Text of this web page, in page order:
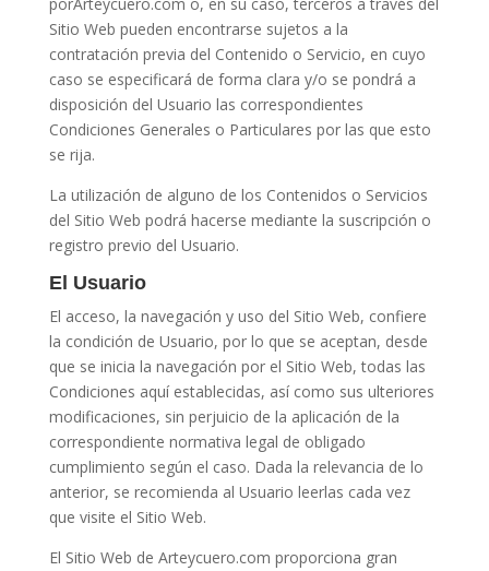
Sitio Web pueden encontrarse sujetos a la
contratación previa del Contenido o Servicio, en cuyo
caso se especificará de forma clara y/o se pondrá a
disposición del Usuario las correspondientes
Condiciones Generales o Particulares por las que esto
se rija.
La utilización de alguno de los Contenidos o Servicios
del Sitio Web podrá hacerse mediante la suscripción o
registro previo del Usuario.
El Usuario
El acceso, la navegación y uso del Sitio Web, confiere
la condición de Usuario, por lo que se aceptan, desde
que se inicia la navegación por el Sitio Web, todas las
Condiciones aquí establecidas, así como sus ulteriores
modificaciones, sin perjuicio de la aplicación de la
correspondiente normativa legal de obligado
cumplimiento según el caso. Dada la relevancia de lo
anterior, se recomienda al Usuario leerlas cada vez
que visite el Sitio Web.
El Sitio Web de Arteycuero.com proporciona gran